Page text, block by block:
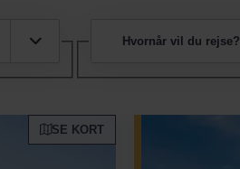
Hvornår vil du rejse?
SE KORT